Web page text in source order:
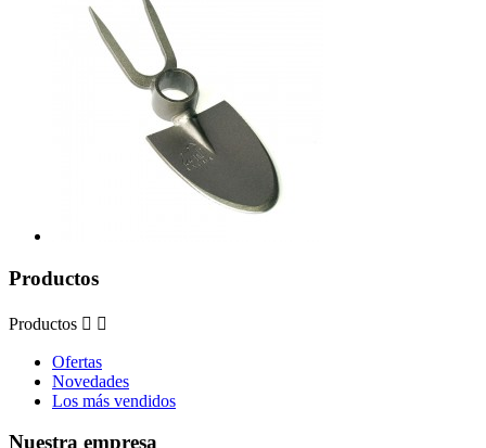
Productos
Productos  
Ofertas
Novedades
Los más vendidos
Nuestra empresa